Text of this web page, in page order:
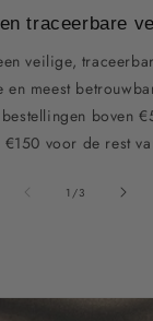
traceerbare
veilige,
en meest
boven
€150 voor de rest
1 /van3